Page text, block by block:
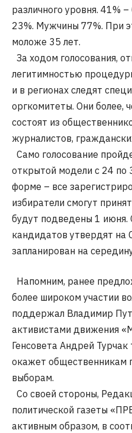
различного уровня. 41%
23%. Мужчины 77%. При
моложе 35 лет.
За ходом голосования,
легитимностью
и в регионах следят
оргкомитеты. Они более,
состоят из
журналистов,
Само голосование
открытой модели с 24 по
форме – все
избиратели смогут
будут подведены 1 июня.
кандидатов утвердят на
запланирован на
Напомним, ранее
более широком участии
поддержал Владимир
активистами движения
Генсовета Андрей Турчак
окажет общественникам
выборам.
Со своей стороны,
политической газеты
активным образом, в